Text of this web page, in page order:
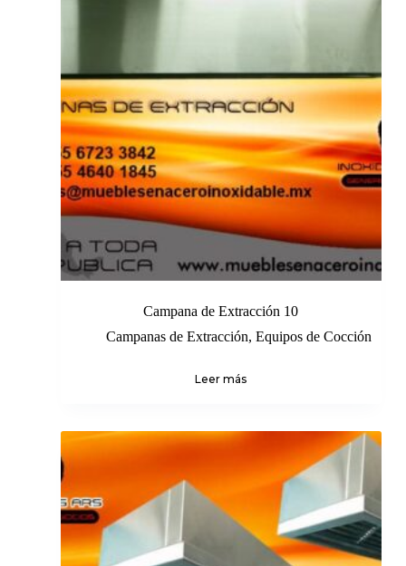
Campana de Extracción 10
Campanas de Extracción,Equipos de Cocción
Leer más